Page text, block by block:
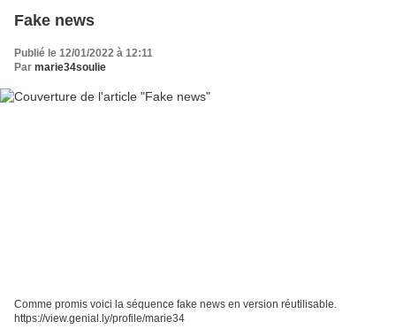
Fake news
Publié le 12/01/2022 à 12:11
Par marie34soulie
Comme promis voici la séquence fake news en version réutilisable.
https://view.genial.ly/profile/marie34